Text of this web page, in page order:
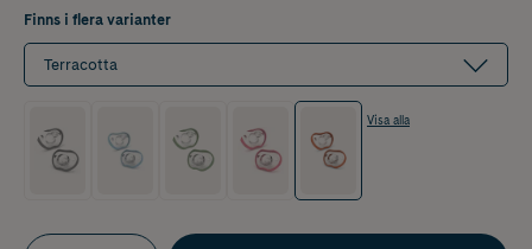
Finns i flera varianter
Terracotta
Visa alla